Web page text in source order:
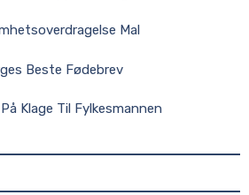
Mal
Beste Fødebrev
Klage Til Fylkesmannen